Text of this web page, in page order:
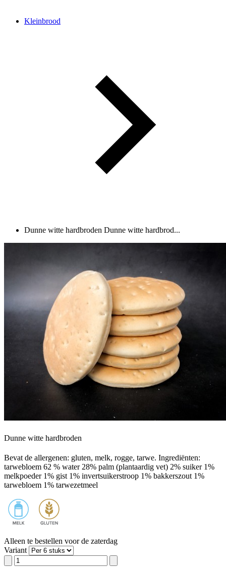
Kleinbrood
Dunne witte hardbroden Dunne witte hardbrod...
Dunne witte hardbroden
Bevat de allergenen: gluten, melk, rogge, tarwe. Ingrediënten:
tarwebloem 62 % water 28% palm (plantaardig vet) 2% suiker 1%
melkpoeder 1% gist 1% invertsuikerstroop 1% bakkerszout 1%
tarwebloem 1% tarwezetmeel
Alleen te bestellen voor de zaterdag
Variant